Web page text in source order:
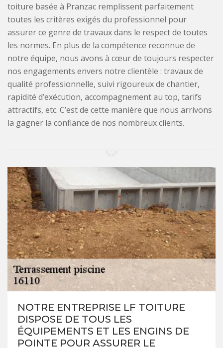
toiture basée à Pranzac remplissent parfaitement
toutes les critères exigés du professionnel pour
assurer ce genre de travaux dans le respect de toutes
les normes. En plus de la compétence reconnue de
notre équipe, nous avons à cœur de toujours respecter
nos engagements envers notre clientèle : travaux de
qualité professionnelle, suivi rigoureux de chantier,
rapidité d’exécution, accompagnement au top, tarifs
attractifs, etc. C’est de cette manière que nous arrivons
la gagner la confiance de nos nombreux clients.
NOTRE ENTREPRISE LF TOITURE
DISPOSE DE TOUS LES
ÉQUIPEMENTS ET LES ENGINS DE
POINTE POUR ASSURER LE